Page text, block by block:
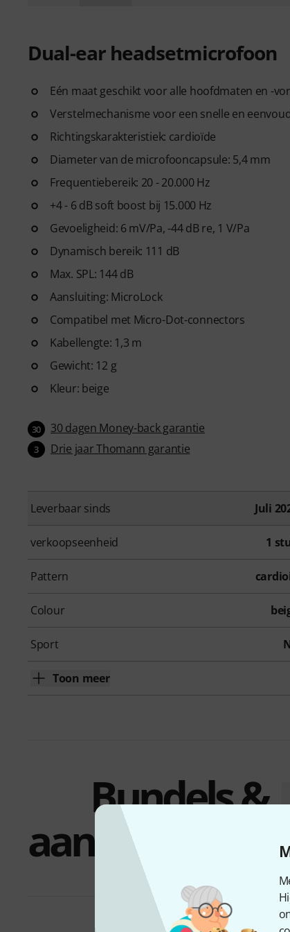
Dual-ear headsetmicrofoon
Eén maat geschikt voor alle hoofdmaten en -
Verstelmechanisme voor een snelle en
Richtingskarakteristiek: cardioïde
Diameter van de microfooncapsule: 5,4 mm
Frequentiebereik: 20 - 20.000 Hz
+4 - 6 dB soft boost bij 15.000 Hz
Gevoeligheid: 6 mV/Pa, -44 dB re, 1 V/Pa
Dynamisch bereik: 111 dB
Max. SPL: 144 dB
Aansluiting: MicroLock
Compatibel met Micro-Dot-connectors
Kabellengte: 1,3 m
Gewicht: 12 g
Kleur: beige
30 30 dagen Money-back garantie
3 Drie jaar Thomann garantie
Leverbaar sinds Juli
verkoopseenheid 1
Pattern
Colour
Sport
Toon meer
Bundels &
aanbiedingen